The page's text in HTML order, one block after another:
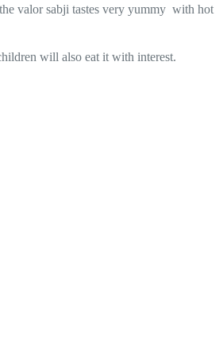
valor sabji tastes very yummy with hot
will also eat it with interest.